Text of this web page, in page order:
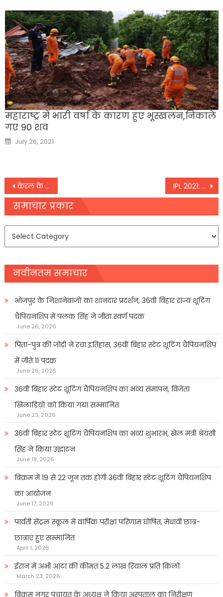
महाराष्ट्र में भारी वर्षा के कारण हुए भूस्खलन,निकाले
गए 90 शव
Posted
on
July 26, 2021
Post
navigation
केरल के निलांबुर से कांग्रेस उम्मीदवार का दिल का दौरा पड़ने से निधन IPL 2021: दिल्ली और कोलकाता के बीच रहती है कांटे की टक्कर
समाचार प्रकार
नवीनतम समाचार
भोजपुर के निशानेबाजों का शानदार प्रदर्शन, 36वीं बिहार राज्य शूटिंग
चैंपियनशिप में पलक सिंह ने जीता स्वर्ण पदक
June 26, 2026
पिता-पुत्र की जोड़ी ने रचा इतिहास, 36वीं बिहार स्टेट शूटिंग चैंपियनशिप
में जीते 11 पदक
June 26, 2026
36वीं बिहार स्टेट शूटिंग चैंपियनशिप का भव्य समापन, विजेता
खिलाडिय़ों को किया गया सम्मानित
June 23, 2026
36वीं बिहार स्टेट शूटिंग चैंपियनशिप का भव्य शुभारंभ, खेल मंत्री श्रेयसी
सिंह ने किया उद्घाटन
June 19, 2026
बिक्रम में 19 से 22 जून तक होगी 36वीं बिहार स्टेट शूटिंग चैंपियनशिप
का आयोजन
June 17, 2026
पार्वती सेंट्रल स्कूल में वार्षिक परीक्षा परिणाम घोषित, मेधावी छात्र-
छात्राएं हुए सम्मानित
April 1, 2026
ईरान में अभी आटा की कीमत 5.2 लाख रियाल प्रति किलो
March 23, 2026
बिक्रम नगर पंचायत के अध्यक्ष ने किया अस्पताल का निरीक्षण